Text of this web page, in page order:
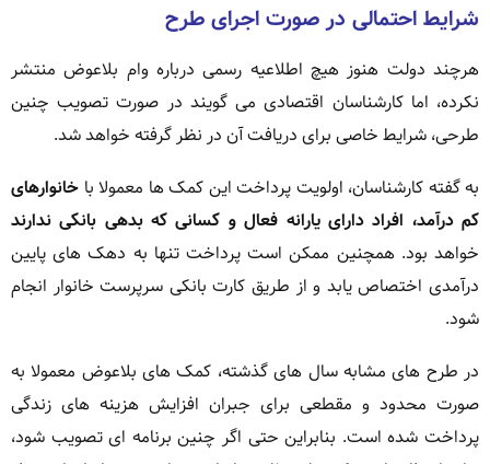
شرایط احتمالی در صورت اجرای طرح
هرچند دولت هنوز هیچ اطلاعیه رسمی درباره وام بلاعوض منتشر
نکرده، اما کارشناسان اقتصادی می گویند در صورت تصویب چنین
طرحی، شرایط خاصی برای دریافت آن در نظر گرفته خواهد شد.
به گفته کارشناسان، اولویت پرداخت این کمک ها معمولا با خانوارهای
کم درآمد، افراد دارای یارانه فعال و کسانی که بدهی بانکی ندارند
خواهد بود. همچنین ممکن است پرداخت تنها به دهک های پایین
درآمدی اختصاص یابد و از طریق کارت بانکی سرپرست خانوار انجام
شود.
در طرح های مشابه سال های گذشته، کمک های بلاعوض معمولا به
صورت محدود و مقطعی برای جبران افزایش هزینه های زندگی
پرداخت شده است. بنابراین حتی اگر چنین برنامه ای تصویب شود،